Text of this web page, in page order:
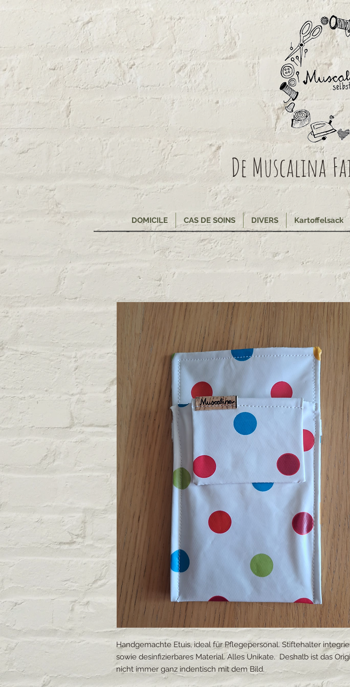
De Muscalina
DOMICILE CAS DE SOINS DIVERS Kartoffelsack
Handgemachte Etuis, ideal für Pflegepersonal. Stiftehalter
sowie desinfizierbares Material. Alles Unikate. Deshalb ist das
nicht immer ganz indentisch mit dem Bild.